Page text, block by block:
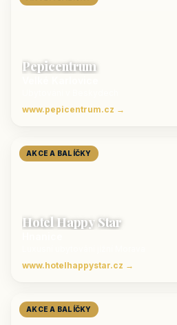
Pepicentrum
www.pepicentrum.cz →
AKCE A BALÍČKY
Hotel Happy Star
www.hotelhappystar.cz →
AKCE A BALÍČKY